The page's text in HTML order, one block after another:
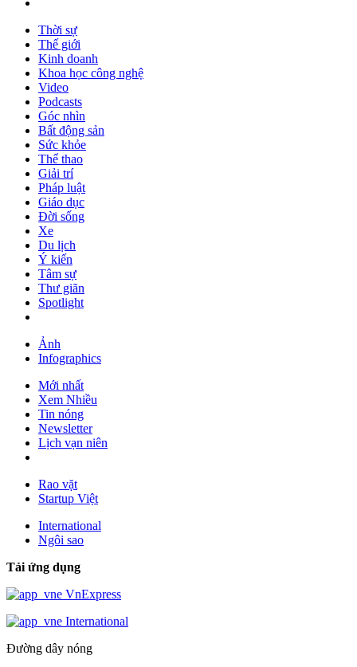
Thời sự
Thế giới
Kinh doanh
Khoa học công nghệ
Video
Podcasts
Góc nhìn
Bất động sản
Sức khỏe
Thể thao
Giải trí
Pháp luật
Giáo dục
Đời sống
Xe
Du lịch
Ý kiến
Tâm sự
Thư giãn
Spotlight
Ảnh
Infographics
Mới nhất
Xem Nhiều
Tin nóng
Newsletter
Lịch vạn niên
Rao vặt
Startup Việt
International
Ngôi sao
Tải ứng dụng
VnExpress
International
Đường dây nóng